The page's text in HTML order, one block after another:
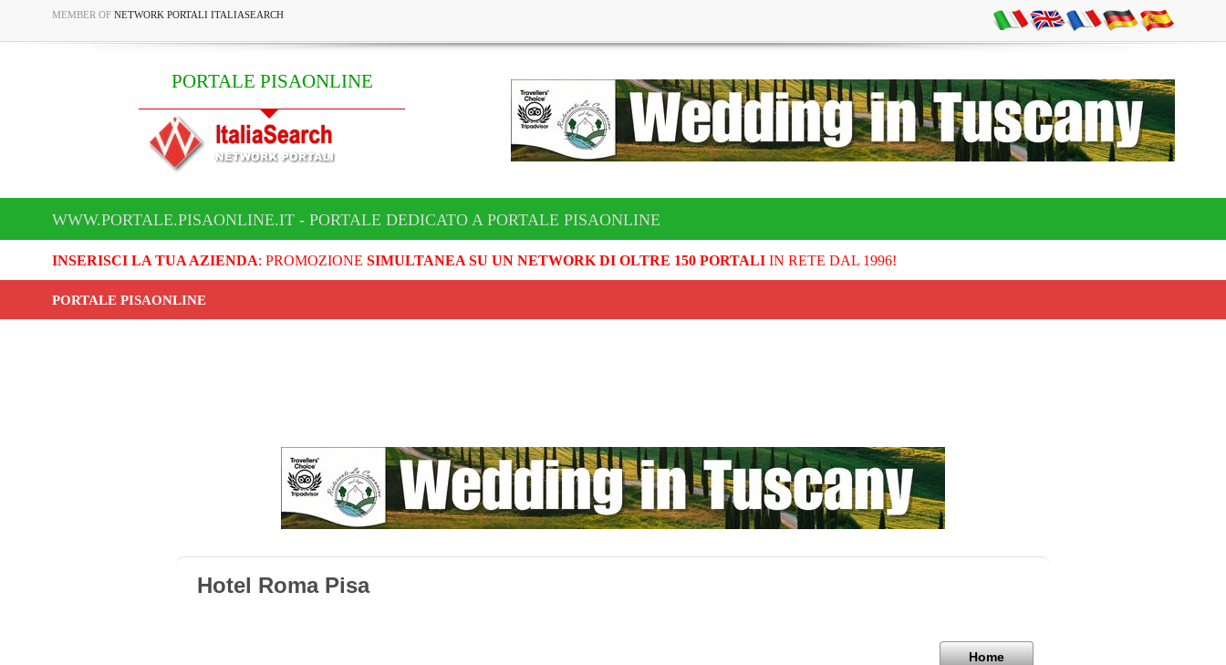
MEMBER OF NETWORK PORTALI ITALIASEARCH
PORTALE PISAONLINE
WWW.PORTALE.PISAONLINE.IT - PORTALE DEDICATO A PORTALE PISAONLINE
INSERISCI LA TUA AZIENDA: PROMOZIONE SIMULTANEA SU UN NETWORK DI OLTRE 150 PORTALIIN RETE DAL 1996!
PORTALE PISAONLINE
Hotel Roma Pisa
Home